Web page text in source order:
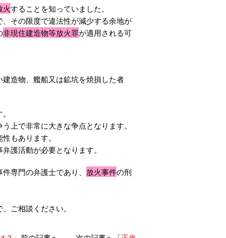
火することを知っていました。
その限度で違法性が減少する余地が
非現住建造物等放火罪が適用される可
造物、艦船又は鉱坑を焼損した者
上で非常に大きな争点となります。
もあります。
護活動が必要となります。
専門の弁護士であり、 放火事件の刑
、ご相談ください。